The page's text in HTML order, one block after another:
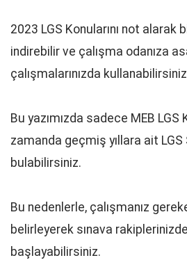
2023 LGS Konularını not alarak
indirebilir ve çalışma odanıza
çalışmalarınızda
Bu yazımızda sadece MEB LGS
zamanda geçmiş yıllara ait LGS
bulabilirsiniz.
Bu nedenlerle, çalışmanız
belirleyerek sınava
başlayabilirsiniz.